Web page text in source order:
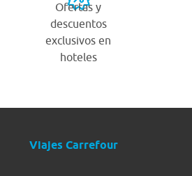
Ofertas y
descuentos
exclusivos en
hoteles
Viajes Carrefour